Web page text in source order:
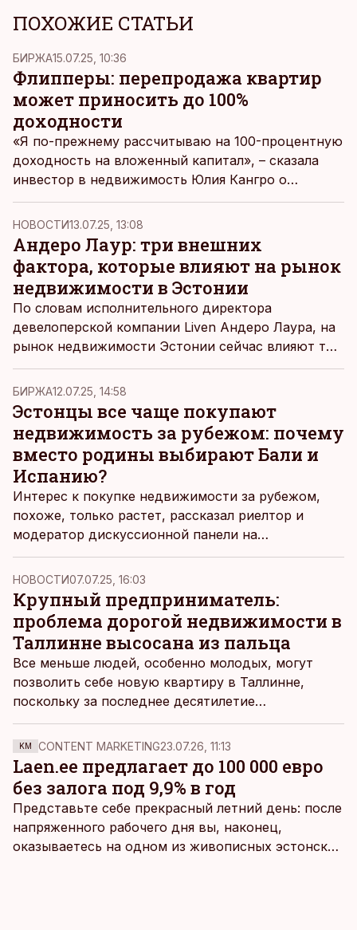
ПОХОЖИЕ СТАТЬИ
БИРЖА15.07.25, 10:36
Флипперы: перепродажа квартир
может приносить до 100%
доходности
«Я по-прежнему рассчитываю на 100-процентную
доходность на вложенный капитал», – сказала
инвестор в недвижимость Юлия Кангро о
перепродаже (флиппинге) квартир. Однако
начинать, по ее словам, стоит с друзьями,
объединив средства и навыки.
НОВОСТИ13.07.25, 13:08
Андеро Лаур: три внешних
фактора, которые влияют на рынок
недвижимости в Эстонии
По словам исполнительного директора
девелоперской компании Liven Андеро Лаура, на
рынок недвижимости Эстонии сейчас влияют три
основных внешних, но предсказуемых
показателя.
БИРЖА12.07.25, 14:58
Эстонцы все чаще покупают
недвижимость за рубежом: почему
вместо родины выбирают Бали и
Испанию?
Интерес к покупке недвижимости за рубежом,
похоже, только растет, рассказал риелтор и
модератор дискуссионной панели на
Инвестиционном фестивале Алгис Либлик.
НОВОСТИ07.07.25, 16:03
Крупный предприниматель:
проблема дорогой недвижимости в
Таллинне высосана из пальца
Все меньше людей, особенно молодых, могут
позволить себе новую квартиру в Таллинне,
поскольку за последнее десятилетие
недвижимость значительно подорожала. В то же
время совладелец Astlanda Ehitus Яанус Отса
считает, что это не дает городу никакого права
насильно менять ситуацию.
KM CONTENT MARKETING23.07.26, 11:13
Laen.ee предлагает до 100 000 евро
без залога под 9,9% в год
Представьте себе прекрасный летний день: после
напряженного рабочего дня вы, наконец,
оказываетесь на одном из живописных эстонских